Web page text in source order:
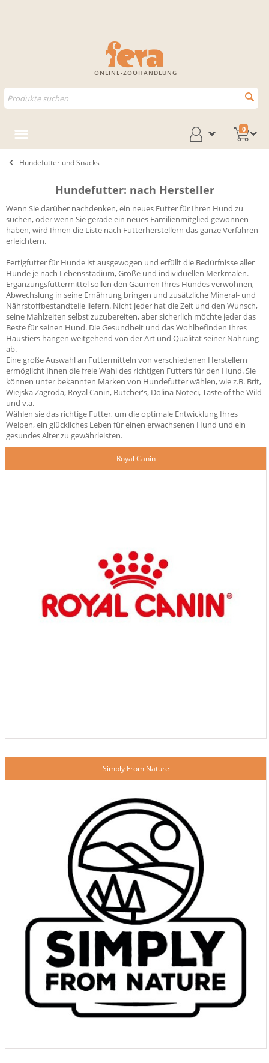
ONLINE-ZOOHANDLUNG
0
Hundefutter und Snacks
Hundefutter: nach Hersteller
Wenn Sie darüber nachdenken, ein neues Futter für Ihren Hund zu
suchen, oder wenn Sie gerade ein neues Familienmitglied gewonnen
haben, wird Ihnen die Liste nach Futterherstellern das ganze Verfahren
erleichtern.
Fertigfutter für Hunde ist ausgewogen und erfüllt die Bedürfnisse aller
Hunde je nach Lebensstadium, Größe und individuellen Merkmalen.
Ergänzungsfuttermittel sollen den Gaumen Ihres Hundes verwöhnen,
Abwechslung in seine Ernährung bringen und zusätzliche Mineral- und
Nährstoffbestandteile liefern. Nicht jeder hat die Zeit und den Wunsch,
seine Mahlzeiten selbst zuzubereiten, aber sicherlich möchte jeder das
Beste für seinen Hund. Die Gesundheit und das Wohlbefinden Ihres
Haustiers hängen weitgehend von der Art und Qualität seiner Nahrung
ab.
Eine große Auswahl an Futtermitteln von verschiedenen Herstellern
ermöglicht Ihnen die freie Wahl des richtigen Futters für den Hund. Sie
können unter bekannten Marken von Hundefutter wählen, wie z.B. Brit,
Wiejska Zagroda, Royal Canin, Butcher's, Dolina Noteci, Taste of the Wild
und v.a.
Wählen sie das richtige Futter, um die optimale Entwicklung Ihres
Welpen, ein glückliches Leben für einen erwachsenen Hund und ein
gesundes Alter zu gewährleisten.
Royal Canin
Simply From Nature